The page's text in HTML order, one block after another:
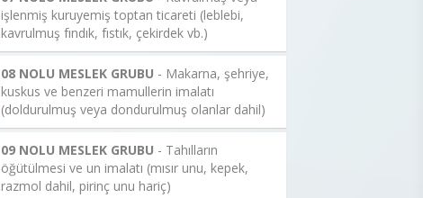
işlenmiş kuruyemiş toptan ticareti (leblebi,
kavrulmuş fındık, fıstık, çekirdek vb.)
08 NOLU MESLEK GRUBU - Makarna, şehriye,
kuskus ve benzeri mamullerin imalatı
(doldurulmuş veya dondurulmuş olanlar dahil)
09 NOLU MESLEK GRUBU - Tahılların
öğütülmesi ve un imalatı (mısır unu, kepek,
razmol dahil, pirinç unu hariç)